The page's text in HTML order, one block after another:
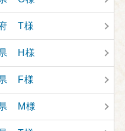
府 T様
県 H様
県 F様
M様